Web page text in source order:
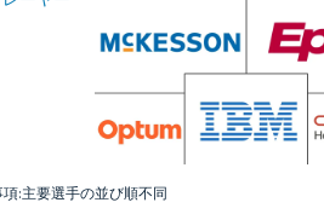
:主要選手の並び順不同